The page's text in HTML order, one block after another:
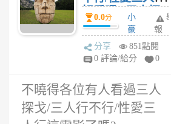
好看嗎? 三人探
戈/三人行不行/性
愛三人行評價高
嗎?
0.0分
小
豪
6
年
舉
報
分享
851點閱
0 評論/給分
0
不曉得各位有人看過三人
探戈/三人行不行/性愛三